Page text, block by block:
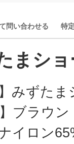
問い合わせる 特
まシ
】みずた
ブラウン
ナイロン